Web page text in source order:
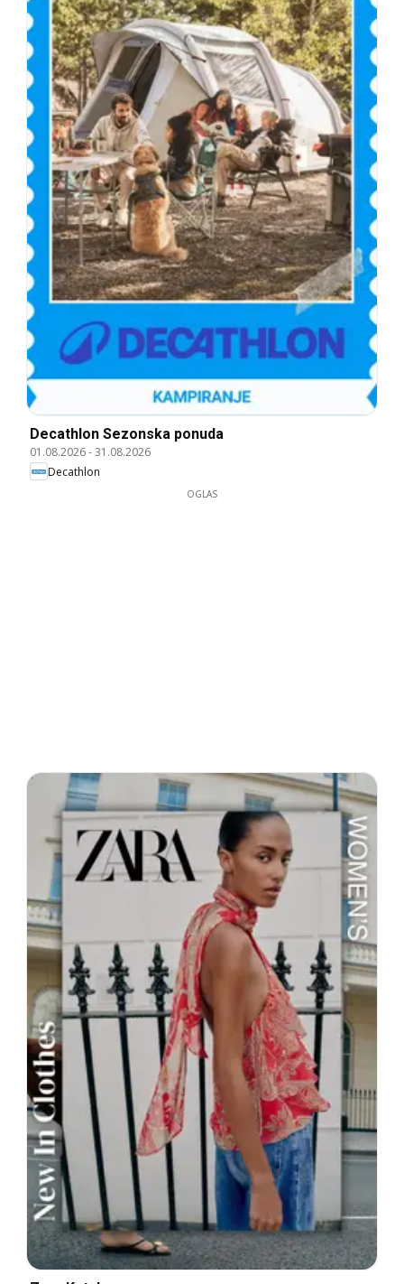
Decathlon Sezonska ponuda
01.08.2026-31.08.2026
Decathlon
OGLAS